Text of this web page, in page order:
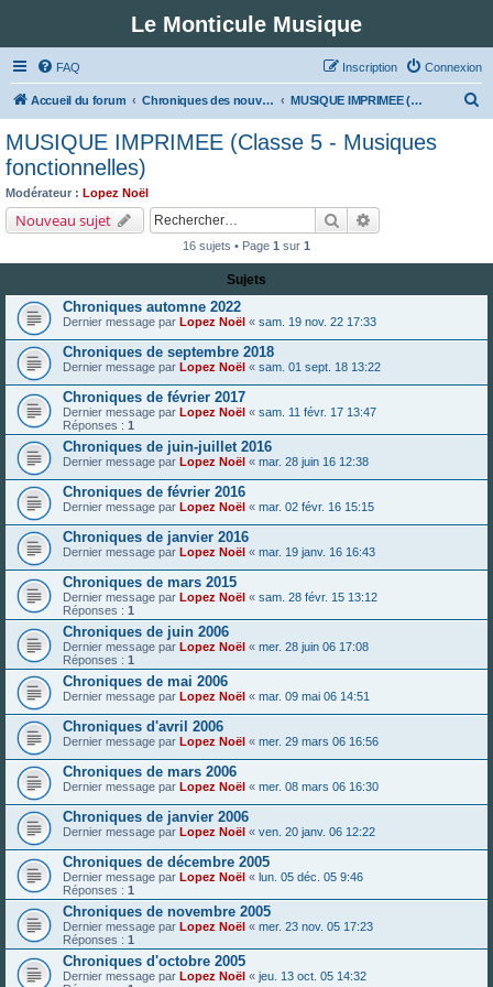
Le Monticule Musique
FAQ Connexion
Inscription
Accueil du forum Chroniques des nouveautés musicales : Pour voir les visuels des notices vous devez vous enregistrer. MUSIQUE IMPRIMEE (Classe 5 - Musiques fonctionnelles)
r
MUSIQUE IMPRIMEE (Classe 5 - Musiques
fonctionnelles)
Modérateur : Lopez Noël
Nouveau sujet Rechercher
16 sujets • Page 1 sur 1
Sujets
Chroniques automne 2022
Dernier message par Lopez Noël « sam. 19 nov. 22 17:33
Chroniques de septembre 2018
Dernier message par Lopez Noël « sam. 01 sept. 18 13:22
Chroniques de février 2017
Dernier message par Lopez Noël « sam. 11 févr. 17 13:47
Réponses : 1
Chroniques de juin-juillet 2016
Dernier message par Lopez Noël « mar. 28 juin 16 12:38
Chroniques de février 2016
Dernier message par Lopez Noël « mar. 02 févr. 16 15:15
Chroniques de janvier 2016
Dernier message par Lopez Noël « mar. 19 janv. 16 16:43
Chroniques de mars 2015
Dernier message par Lopez Noël « sam. 28 févr. 15 13:12
Réponses : 1
Chroniques de juin 2006
Dernier message par Lopez Noël « mer. 28 juin 06 17:08
Réponses : 1
Chroniques de mai 2006
Dernier message par Lopez Noël « mar. 09 mai 06 14:51
Chroniques d'avril 2006
Dernier message par Lopez Noël « mer. 29 mars 06 16:56
Chroniques de mars 2006
Dernier message par Lopez Noël « mer. 08 mars 06 16:30
Chroniques de janvier 2006
Dernier message par Lopez Noël « ven. 20 janv. 06 12:22
Chroniques de décembre 2005
Dernier message par Lopez Noël « lun. 05 déc. 05 9:46
Réponses : 1
Chroniques de novembre 2005
Dernier message par Lopez Noël « mer. 23 nov. 05 17:23
Réponses : 1
Chroniques d'octobre 2005
Dernier message par Lopez Noël « jeu. 13 oct. 05 14:32